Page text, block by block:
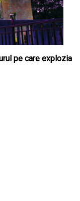
pe care explozia